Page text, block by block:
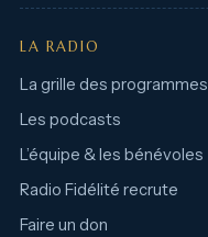
LA RADIO
La grille des programmes
Les podcasts
L’équipe & les bénévoles
Radio Fidélité recrute
Faire un don